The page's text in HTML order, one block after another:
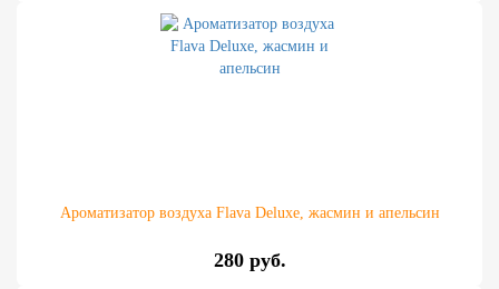
Ароматизатор воздуха Flava Deluxe, жасмин и апельсин
280 руб.